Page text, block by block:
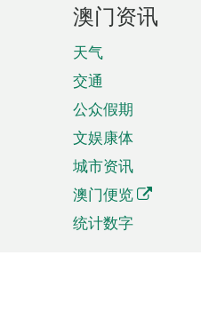
澳门资讯
天气
交通
公众假期
文娱康体
城市资讯
澳门便览
统计数字